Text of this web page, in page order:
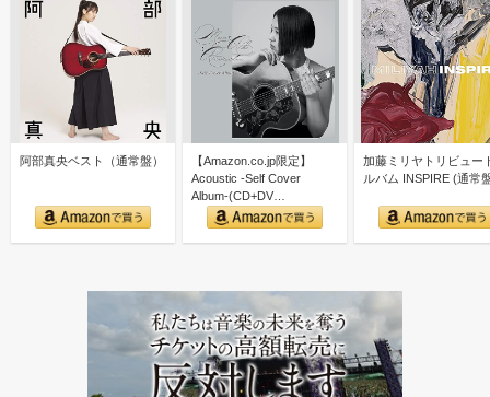
阿部真央ベスト（通常盤）
【Amazon.co.jp限定】
Acoustic -Self Cover
Album-(CD+DV…
加藤ミリヤトリビュー
ルバム INSPIRE (通常